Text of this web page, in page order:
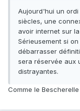
Aujourd'hui un
siècles, une
avoir internet sur
Sérieusement si
débarrasser
sera réservée aux
distrayantes.
Comme le Bescherelle